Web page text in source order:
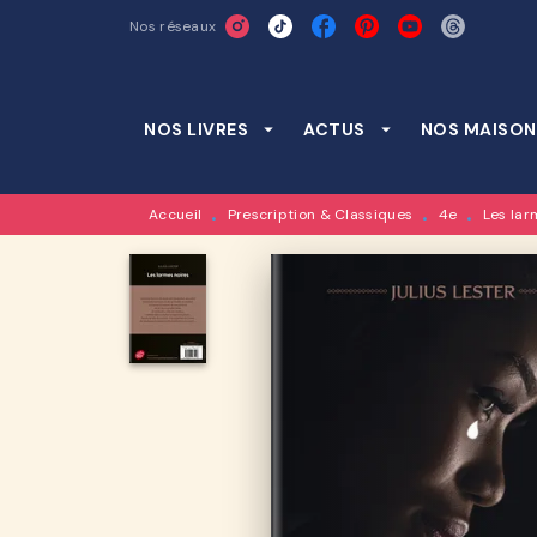
RECHERCHE CONTENU
Nos réseaux
NOS LIVRES arrow_drop_down ACTUS arrow_drop_down NOS
Accueil • Prescription & Classiques • 4e • Les